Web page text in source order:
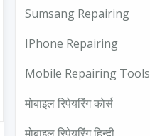
Sumsang Repairing
IPhone Repairing
Mobile Repairing Tools
मोबाइल रिपेयरिंग कोर्स